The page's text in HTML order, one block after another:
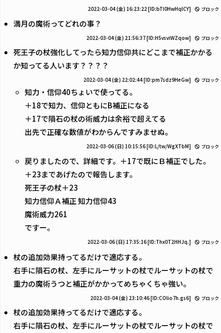
2022-03-04 (金) 16:23:22[ID:bTI0HwHqlCY] ブロック
満月の魔術ってどれの事？
2022-03-04 (金) 21:56:37[ID:H5vsviWZqow] ブロック
死王子の杖強化してったら知力信仰共にどこまで補正かかる
か知ってる人います？？？？
2022-03-04 (金) 22:02:44[ID:pm7sdz9HeGw] ブロック
知力・信仰40ちょいで使ってる。
＋18で知力、信仰ともにB補正になる
＋17で隕石の杖の術威力は余裕で超えてる
出先で正確な数値がわからんですみませぬ。
2022-03-06 (日) 10:15:56[ID:L/tw/WgXTbM] ブロック
戻りましたので、詳細です。＋17で既にＢ補正でした。
＋23まであげたので報告します。
死王子の杖＋23
知力信仰Ａ補正 知力信仰43
魔術威力261
ですー。
2022-03-06 (日) 17:35:16[ID:Thx0T2HHJq.] ブロック
杖の追加効果持ってるだけで適応する。
右手に隕石の杖、左手にルーサットの杖でルーサットの杖で
重力の魔術うつと補正がかかってめちゃくちゃ強い。
2022-03-04 (金) 23:10:46[ID:COlio7h.gs6] ブロック
杖の追加効果持ってるだけで適応する。
右手に隕石の杖、左手にルーサットの杖でルーサットの杖で